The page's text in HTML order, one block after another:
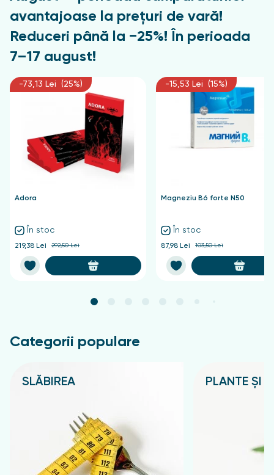
avantajoase la prețuri de vară!
Reduceri până la −25%! În perioada
7–17 august!
-73,13 Lei (25%)
Adora
În stoc
219,38 Lei 292,50 Lei
-15,53 Lei (15%)
Magneziu B6 forte N50
În stoc
87,98 Lei 103,50 Lei
Categorii populare
SLĂBIREA PLANTE ȘI